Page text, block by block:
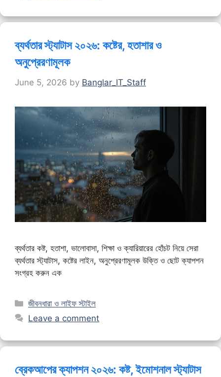
ব্যর্থতার স্ট্যাটাস ২০২৬: কষ্টের, হতাশার ও
অনুপ্রেরণামূলক
June 5, 2026 by Banglar_IT_Staff
ব্যর্থতার কষ্ট, হতাশা, ভালোবাসা, শিক্ষা ও ক্যারিয়ারের হোঁচট নিয়ে সেরা
ব্যর্থতার স্ট্যাটাস, কষ্টের লাইন, অনুপ্রেরণামূলক উক্তি ও ছোট ক্যাপশন
সংগ্রহ করুন এক
Categories
জীবনধারা ও লাইফ স্টাইল
Leave a comment
ব্রেকআপের ক্যাপশন ২০২৬: কষ্ট, ইমোশনাল স্ট্যাটাস